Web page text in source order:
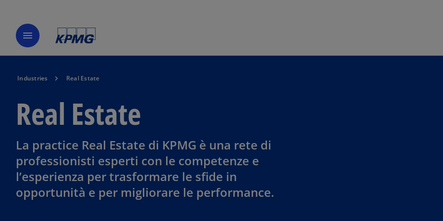
menu
Industries Real Estate
Real Estate
La practice Real Estate di KPMG è una rete di
professionisti esperti con le competenze e
l’esperienza per trasformare le sfide in
opportunità e per migliorare le performance.